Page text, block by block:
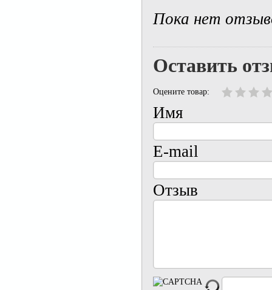
Пока нет
Оставить
Оцените товар:
Имя
E-mail
Отзыв